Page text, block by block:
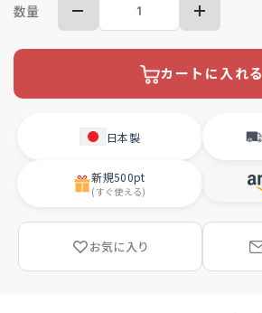
数量
カートに入れる
日本製
新規500pt
(すぐ使える)
お気に入り